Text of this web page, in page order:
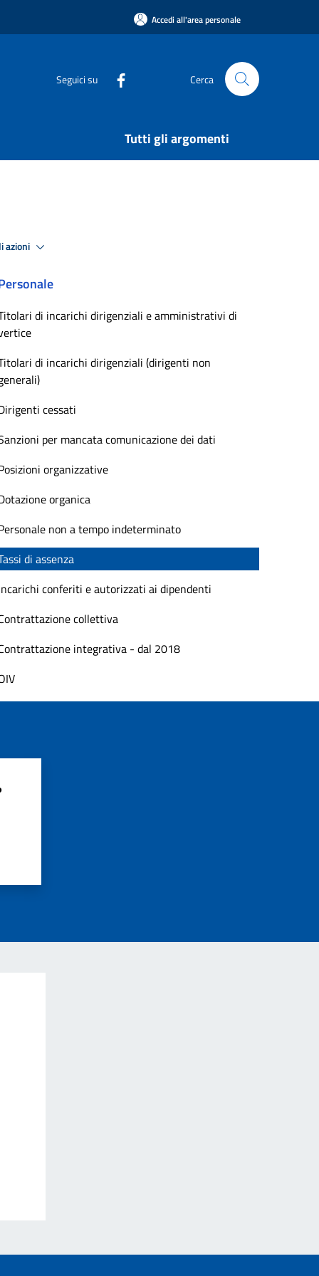
Accedi all'area personale
Seguici su Cerca
Tutti gli argomenti
azioni
di incarichi dirigenziali e amministrativi di
di incarichi dirigenziali (dirigenti non
cessati
per mancata comunicazione dei dati
organizzative
organica
non a tempo indeterminato
di assenza
conferiti e autorizzati ai dipendenti
collettiva
integrativa - dal 2018